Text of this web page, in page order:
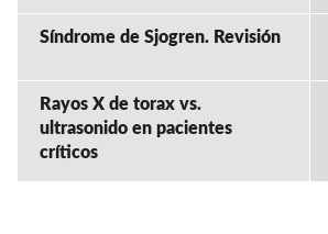
Síndrome de Sjogren. Revisión
Rayos X de torax vs.
ultrasonido en pacientes
críticos